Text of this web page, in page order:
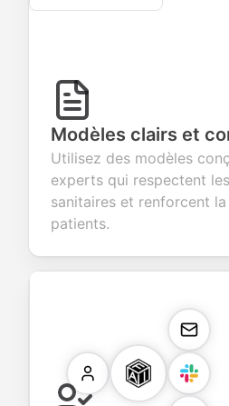
Modèles clairs et
Utilisez des modèles
experts qui respectent
sanitaires et renforcent
patients.